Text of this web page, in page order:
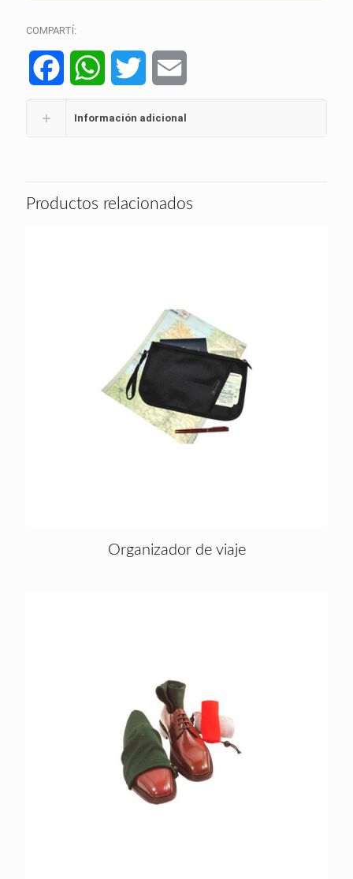
COMPARTÍ:
FacebookWhatsAppTwitter
Información adicional
Productos relacionados
Organizador de viaje